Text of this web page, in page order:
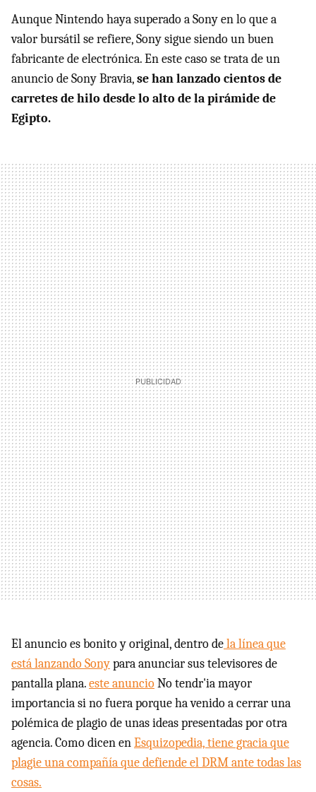
Aunque Nintendo haya superado a Sony en lo que a
valor bursátil se refiere, Sony sigue siendo un buen
fabricante de electrónica. En este caso se trata de un
anuncio de Sony Bravia,se han lanzado cientos de
carretes de hilo desde lo alto de la pirámide de
Egipto.
El anuncio es bonito y original, dentro dela línea que
está lanzando Sonypara anunciar sus televisores de
pantalla plana.este anuncioNo tendr'ia mayor
importancia si no fuera porque ha venido a cerrar una
polémica de plagio de unas ideas presentadas por otra
agencia. Como dicen enEsquizopedia, tiene gracia que
plagie una compañía que defiende el DRM ante todas las
cosas.